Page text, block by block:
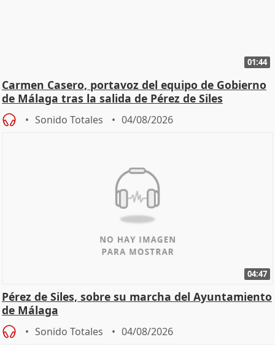
01:44
Carmen Casero, portavoz del equipo de Gobierno
de Málaga tras la salida de Pérez de Siles
Sonido Totales 04/08/2026
04:47
Pérez de Siles, sobre su marcha del Ayuntamiento
de Málaga
Sonido Totales 04/08/2026